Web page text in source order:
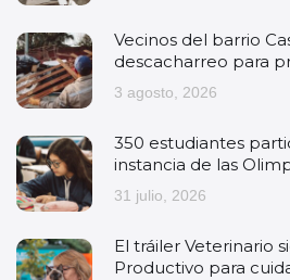
Vecinos del barrio
descacharreo para
3 agosto, 2026
350 estudiantes
instancia de las
31 julio, 2026
El tráiler Veterinario
Productivo para